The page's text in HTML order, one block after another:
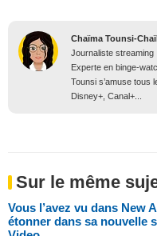
Chaïma Tounsi-
Journaliste streaming
Experte en binge-
Tounsi s’amuse tous
Disney+, Canal+...
Sur le même
Vous l’avez vu dans New
étonner dans sa nouvelle